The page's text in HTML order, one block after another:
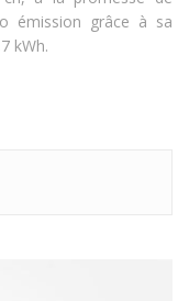
émission grâce à sa
kWh.